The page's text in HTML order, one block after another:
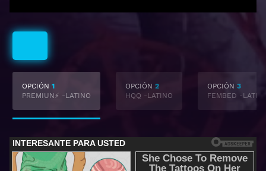
OPCIÓN 1
PREMIUN⚡ -LATINO
OPCIÓN 2
HQQ -LATINO
OPCIÓN 3
FEMBED -